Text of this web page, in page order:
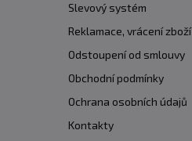
Slevový systém
Reklamace, vrácení zboží
Odstoupení od smlouvy
Obchodní podmínky
Ochrana osobních údajů
Kontakty